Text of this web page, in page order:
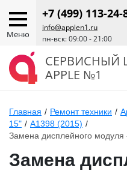
Меню
+7 (499) 113-24-
info@applen1.ru
пн-вск: 09:00 - 21:00
СЕРВИСНЫЙ
APPLE №1
Главная / Ремонт техники /
15" / A1398 (2015) /
Замена дисплейного
Замена